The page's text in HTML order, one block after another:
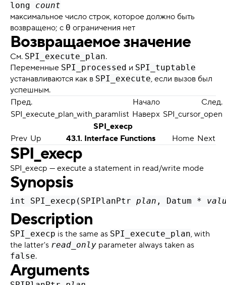
long count
максимальное число строк, которое должно быть
возвращено; с 0 ограничения нет
Возвращаемое значение
См. SPI_execute_plan.
Переменные SPI_processed и SPI_tuptable
устанавливаются как в SPI_execute, если вызов был
успешным.
Пред.
Начало
След.
SPI_execute_plan_with_paramlist Наверх SPI_cursor_open
SPI_execp
Prev Up 43.1. Interface Functions Home Next
SPI_execp
SPI_execp — execute a statement in read/write mode
Synopsis
int SPI_execp(SPIPlanPtr plan , Datum *
Description
SPI_execp is the same as SPI_execute_plan, with
the latter's read_only parameter always taken as
false.
Arguments